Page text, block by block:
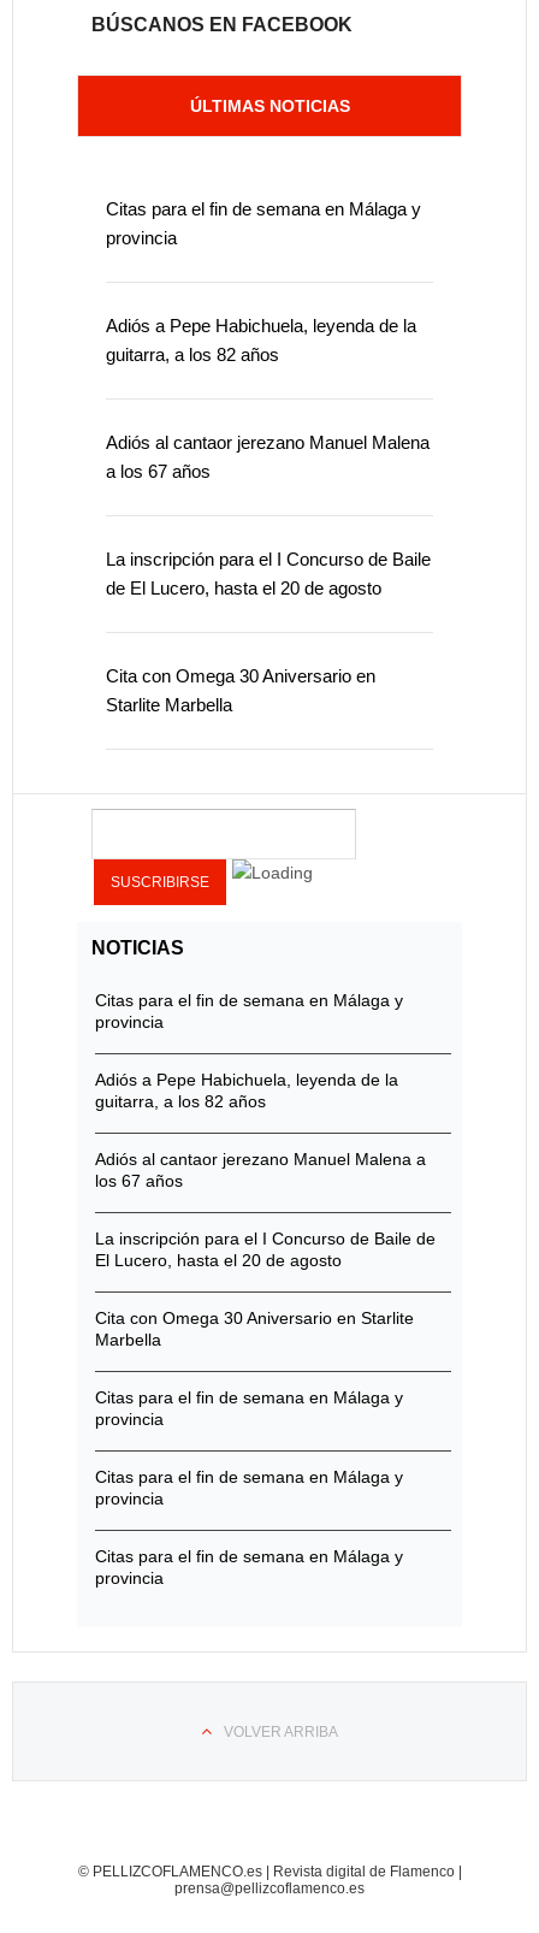
BÚSCANOS EN FACEBOOK
ÚLTIMAS NOTICIAS
Citas para el fin de semana en Málaga y
provincia
Adiós a Pepe Habichuela, leyenda de la
guitarra, a los 82 años
Adiós al cantaor jerezano Manuel Malena
a los 67 años
La inscripción para el I Concurso de Baile
de El Lucero, hasta el 20 de agosto
Cita con Omega 30 Aniversario en
Starlite Marbella
NOTICIAS
Citas para el fin de semana en Málaga y
provincia
Adiós a Pepe Habichuela, leyenda de la
guitarra, a los 82 años
Adiós al cantaor jerezano Manuel Malena a
los 67 años
La inscripción para el I Concurso de Baile de
El Lucero, hasta el 20 de agosto
Cita con Omega 30 Aniversario en Starlite
Marbella
Citas para el fin de semana en Málaga y
provincia
Citas para el fin de semana en Málaga y
provincia
Citas para el fin de semana en Málaga y
provincia
VOLVER ARRIBA
© PELLIZCOFLAMENCO.es | Revista digital de Flamenco |
prensa@pellizcoflamenco.es